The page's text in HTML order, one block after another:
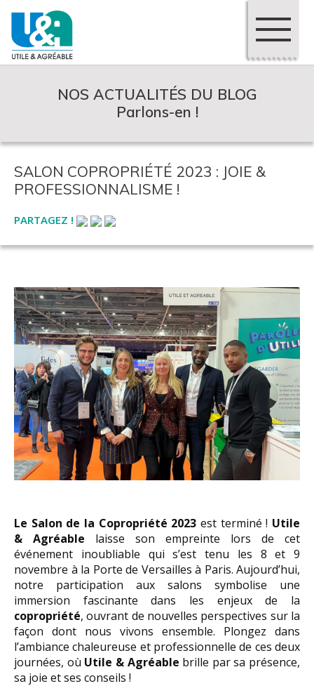
NOS ACTUALITÉS DU BLOG
Parlons-en !
SALON COPROPRIÉTÉ 2023 : JOIE &
PROFESSIONNALISME !
PARTAGEZ !
Le Salon de la Copropriété 2023 est terminé ! Utile
& Agréable laisse son empreinte lors de cet
événement inoubliable qui s’est tenu les 8 et 9
novembre à la Porte de Versailles à Paris. Aujourd’hui,
notre participation aux salons symbolise une
immersion fascinante dans les enjeux de la
copropriété, ouvrant de nouvelles perspectives sur la
façon dont nous vivons ensemble. Plongez dans
l’ambiance chaleureuse et professionnelle de ces deux
journées, où Utile & Agréable brille par sa présence,
sa joie et ses conseils !